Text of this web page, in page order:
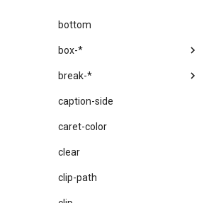
bottom
box-*
break-*
caption-side
caret-color
clear
clip-path